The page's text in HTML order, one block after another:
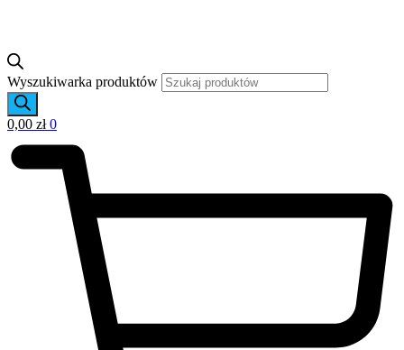
Wyszukiwarka produktów
0,00 zł 0